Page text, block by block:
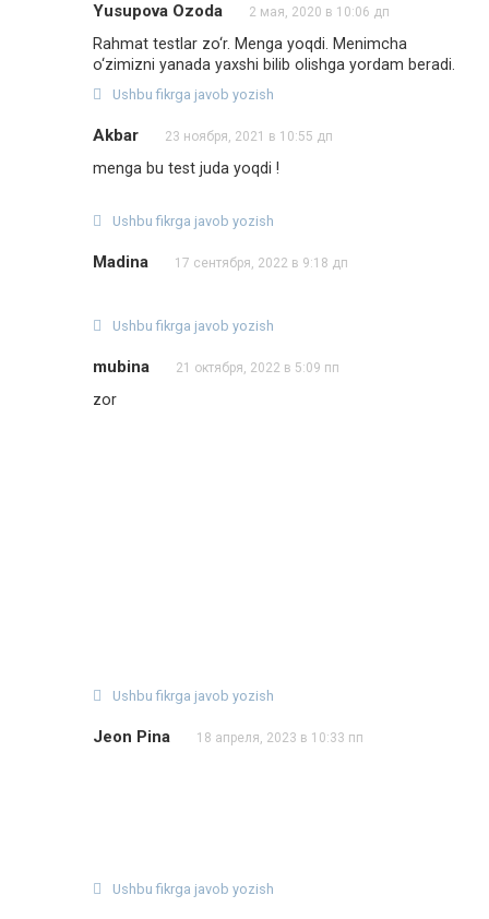
Yusupova Ozoda 2 мая, 2020 в 10:06 дп
Rahmat testlar zo‘r. Menga yoqdi. Menimcha
o‘zimizni yanada yaxshi bilib olishga yordam beradi.
Ushbu fikrga javob yozish
Akbar 23 ноября, 2021 в 10:55 дп
menga bu test juda yoqdi !
Ushbu fikrga javob yozish
Madina 17 сентября, 2022 в 9:18 дп
Ushbu fikrga javob yozish
mubina 21 октября, 2022 в 5:09 пп
zor
Ushbu fikrga javob yozish
Jeon Pina 18 апреля, 2023 в 10:33 пп
Ushbu fikrga javob yozish